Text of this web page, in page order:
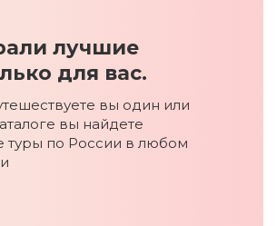
лучшие
для вас.
вы один или
вы найдете
туры по России в любом